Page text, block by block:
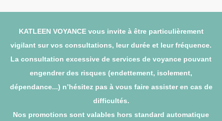
KATLEEN VOYANCE vous invite à être particulièrement
vigilant sur vos consultations, leur durée et leur fréquence.
La consultation excessive de services de voyance pouvant
engendrer des risques (endettement, isolement,
dépendance...) n’hésitez pas à vous faire assister en cas de
difficultés.
Nos promotions sont valables hors standard automatique